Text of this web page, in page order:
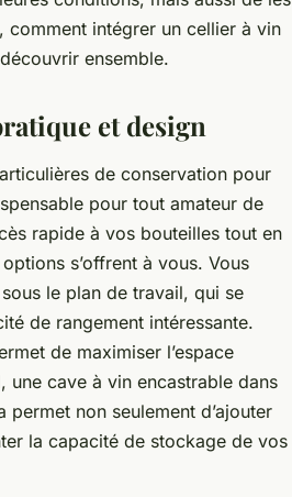
intégrer un cellier à vin
ensemble.
et design
de conservation pour
pour tout amateur de
rapide à vos bouteilles tout en
s’offrent à vous. Vous
le plan de travail, qui se
de rangement intéressante.
de maximiser l’espace
une cave à vin encastrable dans
non seulement d’ajouter
la capacité de stockage de vos